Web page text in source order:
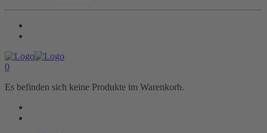
0
Es befinden sich keine Produkte im Warenkorb.